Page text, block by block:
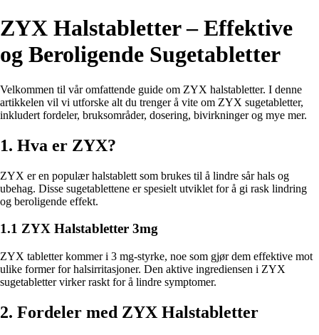
ZYX Halstabletter – Effektive
og Beroligende Sugetabletter
Velkommen til vår omfattende guide om ZYX halstabletter. I denne
artikkelen vil vi utforske alt du trenger å vite om ZYX sugetabletter,
inkludert fordeler, bruksområder, dosering, bivirkninger og mye mer.
1. Hva er ZYX?
ZYX er en populær halstablett som brukes til å lindre sår hals og
ubehag. Disse sugetablettene er spesielt utviklet for å gi rask lindring
og beroligende effekt.
1.1 ZYX Halstabletter 3mg
ZYX tabletter kommer i 3 mg-styrke, noe som gjør dem effektive mot
ulike former for halsirritasjoner. Den aktive ingrediensen i ZYX
sugetabletter virker raskt for å lindre symptomer.
2. Fordeler med ZYX Halstabletter